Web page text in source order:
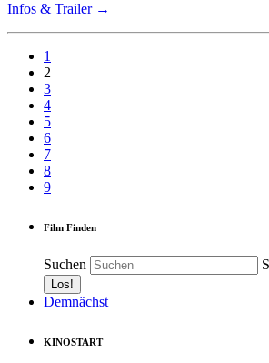
Infos & Trailer →
1
2
3
4
5
6
7
8
9
Film Finden
Suchen
Demnächst
KINOSTART